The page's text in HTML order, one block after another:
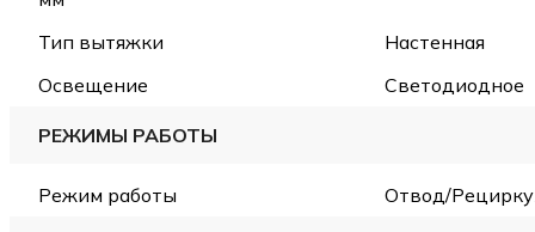
Тип вытяжки
Настенная
Освещение
Светодиодное
РЕЖИМЫ РАБОТЫ
Режим работы Отвод/